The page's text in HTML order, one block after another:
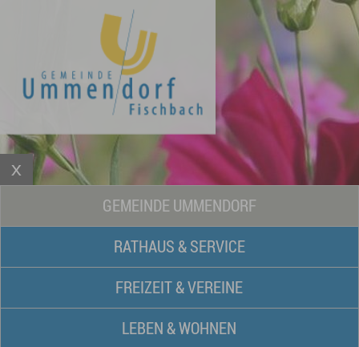
GEMEINDE UMMENDORF
RATHAUS & SERVICE
FREIZEIT & VEREINE
LEBEN & WOHNEN